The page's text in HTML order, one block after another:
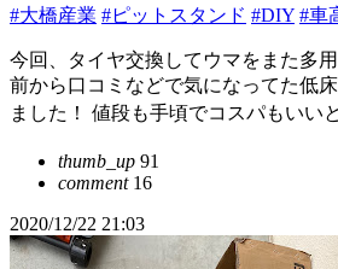
#大橋産業 #ピットスタンド #DIY #車
今回、タイヤ交換してウマをまた多
前から口コミなどで気になってた低
ました！ 値段も手頃でコスパもいい
thumb_up 91
comment16
2020/12/22 21:03